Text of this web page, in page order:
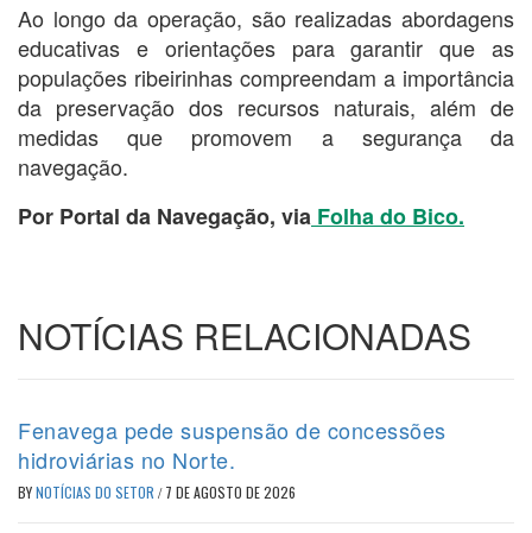
Ao longo da operação, são realizadas abordagens
educativas e orientações para garantir que as
populações ribeirinhas compreendam a importância
da preservação dos recursos naturais, além de
medidas que promovem a segurança da
navegação.
Por Portal da Navegação, via Folha do Bico.
NOTÍCIAS RELACIONADAS
Fenavega pede suspensão de concessões
hidroviárias no Norte.
BYNOTÍCIAS DO SETOR / 7 DE AGOSTO DE 2026